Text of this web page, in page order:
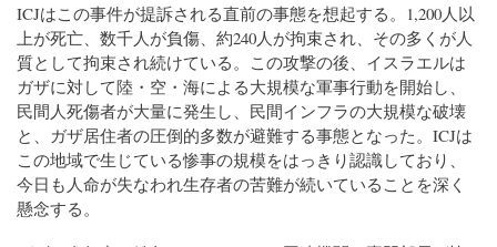
ICJはこの事件が提訴される直前の事態を想起する。1,200人以
上が死亡、数千人が負傷、約240人が拘束され、その多くが人
質として拘束され続けている。この攻撃の後、イスラエルは
ガザに対して陸・空・海による大規模な軍事行動を開始し、
民間人死傷者が大量に発生し、民間インフラの大規模な破壊
と、ガザ居住者の圧倒的多数が避難する事態となった。ICJは
この地域で生じている惨事の規模をはっきり認識しており、
今日も人命が失なわれ生存者の苦難が続いていることを深く
懸念する。